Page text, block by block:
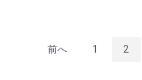
前へ 1 2